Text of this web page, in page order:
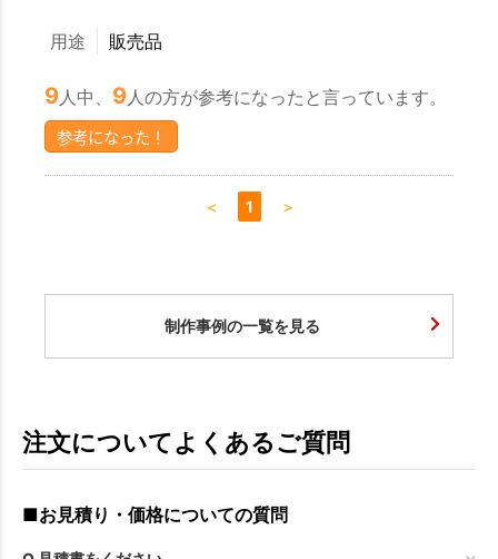
用途 販売品
9 人中、 9 人の方が参考になったと言っています。
参考になった！
＜ 1 ＞
制作事例の一覧を見る
注文についてよくあるご質問
■お見積り・価格についての質問